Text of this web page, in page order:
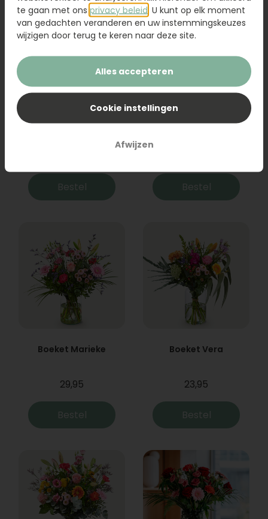
Boeket Raya
Bestel
Sanseveria
Bestel
Boeket Marieke
29,95
Bestel
Boeket Vera
23,95
Bestel
te gaan met ons privacy beleid . U kunt op elk moment
van gedachten veranderen en uw instemmingskeuzes
wijzigen door terug te keren naar deze site.
Alles accepteren
Cookie instellingen
Afwijzen